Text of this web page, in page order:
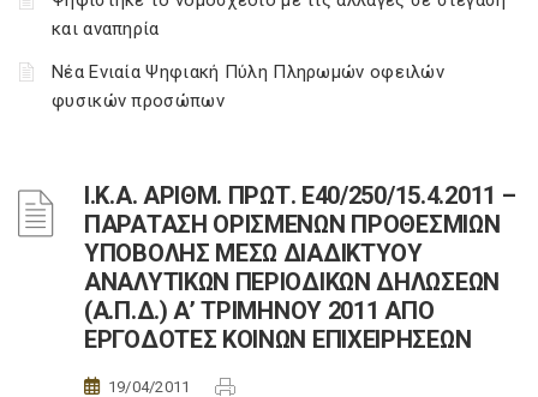
και αναπηρία
Νέα Ενιαία Ψηφιακή Πύλη Πληρωμών οφειλών
φυσικών προσώπων
Ι.Κ.Α. ΑΡΙΘΜ. ΠΡΩΤ. Ε40/250/15.4.2011 –
ΠΑΡΑΤΑΣΗ ΟΡΙΣΜΕΝΩΝ ΠΡΟΘΕΣΜΙΩΝ
ΥΠΟΒΟΛΗΣ ΜΕΣΩ ΔΙΑΔΙΚΤΥΟΥ
ΑΝΑΛΥΤΙΚΩΝ ΠΕΡΙΟΔΙΚΩΝ ΔΗΛΩΣΕΩΝ
(Α.Π.Δ.) Α’ ΤΡΙΜΗΝΟΥ 2011 ΑΠΟ
ΕΡΓΟΔΟΤΕΣ ΚΟΙΝΩΝ ΕΠΙΧΕΙΡΗΣΕΩΝ
19/04/2011